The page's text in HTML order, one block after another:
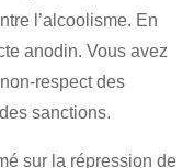
l’alcoolisme. En
anodin. Vous avez
respect des
sanctions.
sur la répression de